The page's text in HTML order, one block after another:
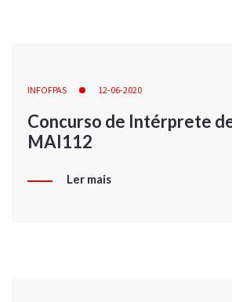
INFOFPAS 12-06-2020
Concurso de Intérprete
MAI112
Ler mais